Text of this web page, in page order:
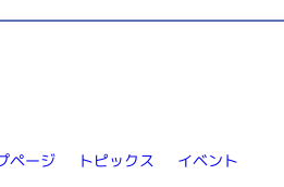
ページ トピックス イベント